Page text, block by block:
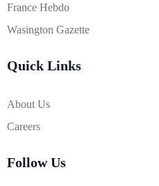
France Hebdo
Wasington Gazette
Quick Links
About Us
Careers
Follow Us